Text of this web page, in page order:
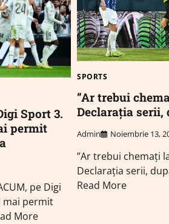
Sport 3.
permit
pe Digi
mai permit
More
SPORTS
”Ar trebui
Declarația serii,
Admin Noiembrie 13,
”Ar trebui chemați
Declarația serii,
Read More